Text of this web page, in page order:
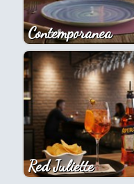
Contemporanea
Red Juliette